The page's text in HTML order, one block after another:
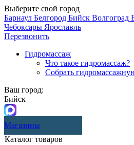
Выберите свой город
Барнаул Белгород Бийск Волгоград
Чебоксары Ярославль
Перезвонить
Гидромассаж
Что такое гидромассаж?
Собрать
Ваш город:
Бийск
Магазины
Каталог товаров